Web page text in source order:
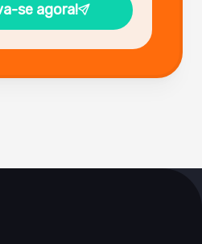
se agora!